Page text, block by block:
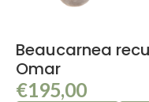
Beaucarnea
Omar
€195,00